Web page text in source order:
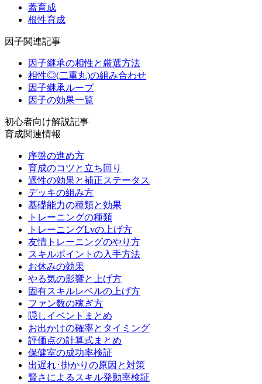
蓋育成
根性育成
因子関連記事
因子継承の相性と厳選方法
相性◎(二重丸)の組み合わせ
因子継承ループ
因子の効果一覧
初心者向け解説記事
育成関連情報
序盤の進め方
育成のコツと立ち回り
適性の効果と補正ステータス
デッキの組み方
基礎能力の種類と効果
トレーニングの種類
トレーニングLvの上げ方
友情トレーニングのやり方
スキルポイントの入手方法
お休みの効果
やる気の影響と上げ方
固有スキルレベルの上げ方
ファン数の稼ぎ方
隠しイベントまとめ
お出かけの確率とタイミング
評価点の計算式まとめ
保健室の成功率検証
出遅れ･掛かりの原因と対策
賢さによるスキル発動率検証